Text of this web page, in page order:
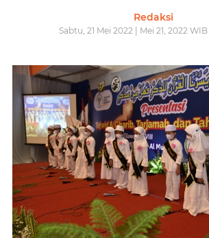
Redaksi
Sabtu, 21 Mei 2022 | Mei 21, 2022 WIB |